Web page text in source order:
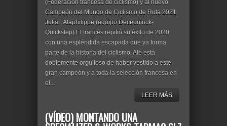
(Federación francesa de ciclismo) y al nuevo
Campeón del Mundo de Ciclismo de Ruta 2021,
Julian Alaphilippe (equipo Deceuninck-
Quickstep).El francés repitió su éxito de 2020
con una espléndida escapada que ya forma
parte de la historia del ciclismo. Alé está
doblemente orgulloso de haber vestido a este
gran campeón y a toda la selección francesa en
el...
LEER MÁS
(VÍDEO) MONTANDO UNA